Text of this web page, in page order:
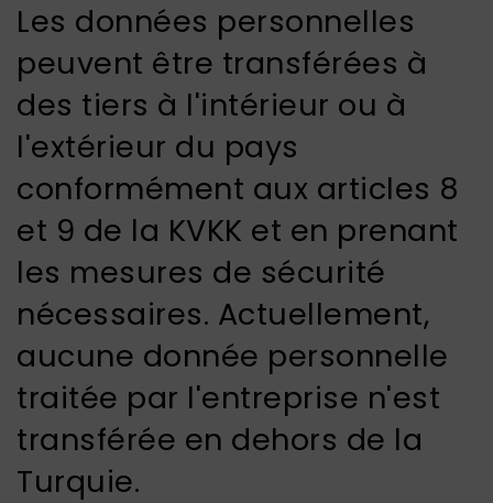
Les données personnelles
peuvent être transférées à
des tiers à l'intérieur ou à
l'extérieur du pays
conformément aux articles 8
et 9 de la KVKK et en prenant
les mesures de sécurité
nécessaires. Actuellement,
aucune donnée personnelle
traitée par l'entreprise n'est
transférée en dehors de la
Turquie.